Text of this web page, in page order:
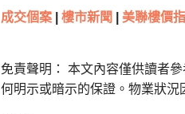
成交個案 樓市新聞 美聯樓價
免責聲明： 本文內容僅供讀者
何明示或暗示的保證。物業狀況